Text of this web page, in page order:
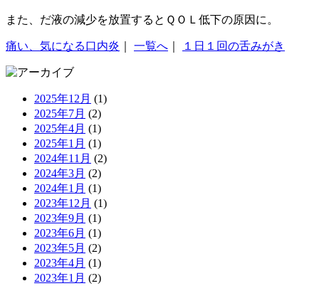
また、だ液の減少を放置するとＱＯＬ低下の原因に。
痛い、気になる口内炎 一覧へ １日１回の舌みがき
2025年12月 (1)
2025年7月 (2)
2025年4月 (1)
2025年1月 (1)
2024年11月 (2)
2024年3月 (2)
2024年1月 (1)
2023年12月 (1)
2023年9月 (1)
2023年6月 (1)
2023年5月 (2)
2023年4月 (1)
2023年1月 (2)